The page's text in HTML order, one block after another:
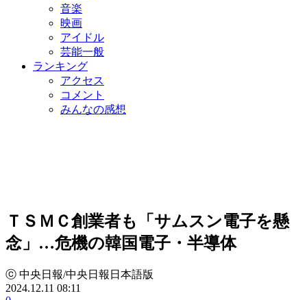
音楽
映画
アイドル
芸能一般
ランキング
アクセス
コメント
みんなの感想
ＴＳＭＣ創業者も「サムスン電子を懸
念」…危機の韓国電子・半導体
ⓒ 中央日報/中央日報日本語版
2024.12.11 08:11